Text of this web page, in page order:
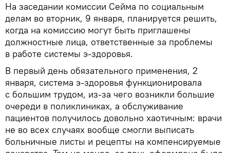
На заседании комиссии Сейма по социальным
делам во вторник, 9 января, планируется решить,
когда на комиссию могут быть приглашены
должностные лица, ответственные за проблемы
в работе системы э-здоровья.
В первый день обязательного применения, 2
января, система э-здоровья функционировала
с большим трудом, из-за чего возникли большие
очереди в поликлиниках, а обслуживание
пациентов получилось довольно хаотичным: врачи
не во всех случаях вообще смогли выписать
больничные листы и рецепты на компенсируемые